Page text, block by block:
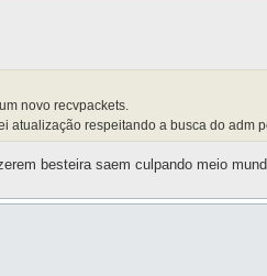
novo recvpackets.
atualização respeitando a busca do adm
besteira saem culpando meio